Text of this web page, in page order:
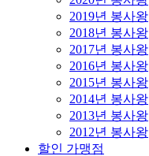
2019년 봉사왕
2018년 봉사왕
2017년 봉사왕
2016년 봉사왕
2015년 봉사왕
2014년 봉사왕
2013년 봉사왕
2012년 봉사왕
할인 가맹점